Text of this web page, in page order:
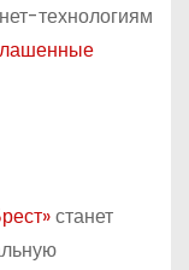
технологиям
станет